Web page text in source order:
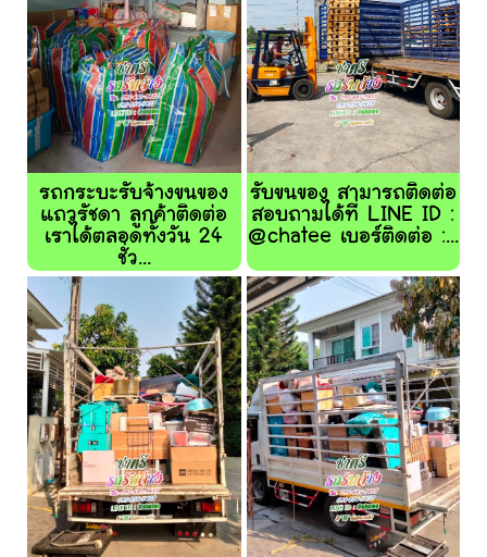
รถกระบะรับจ้างขนของ
แถวรัชดา ลูกค้าติดต่อ
เราได้ตลอดทั้งวัน 24
ชั่ว...
รับขนของ สามารถติดต่อ
สอบถามได้ที่ LINE ID :
@chatee เบอร์ติดต่อ :...